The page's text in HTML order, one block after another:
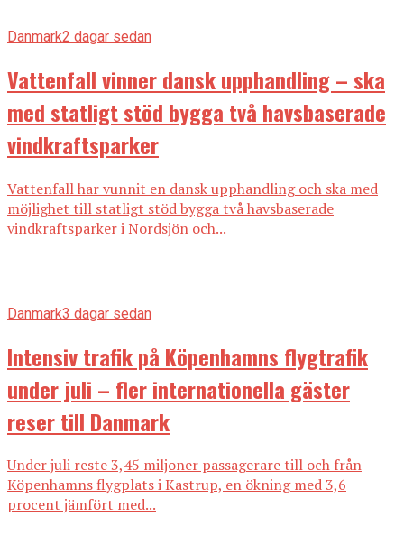
Danmark2 dagar sedan
Vattenfall vinner dansk upphandling – ska
med statligt stöd bygga två havsbaserade
vindkraftsparker
Vattenfall har vunnit en dansk upphandling och ska med
möjlighet till statligt stöd bygga två havsbaserade
vindkraftsparker i Nordsjön och...
Danmark3 dagar sedan
Intensiv trafik på Köpenhamns flygtrafik
under juli – fler internationella gäster
reser till Danmark
Under juli reste 3,45 miljoner passagerare till och från
Köpenhamns flygplats i Kastrup, en ökning med 3,6
procent jämfört med...